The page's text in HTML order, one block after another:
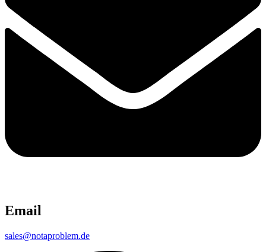
Email
sales@notaproblem.de